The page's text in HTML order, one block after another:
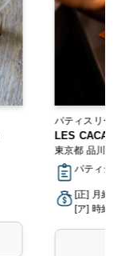
パティスリー・
LES CACAOS
東京都 品川区
パティシエ
[正] 月給
[ア] 時給